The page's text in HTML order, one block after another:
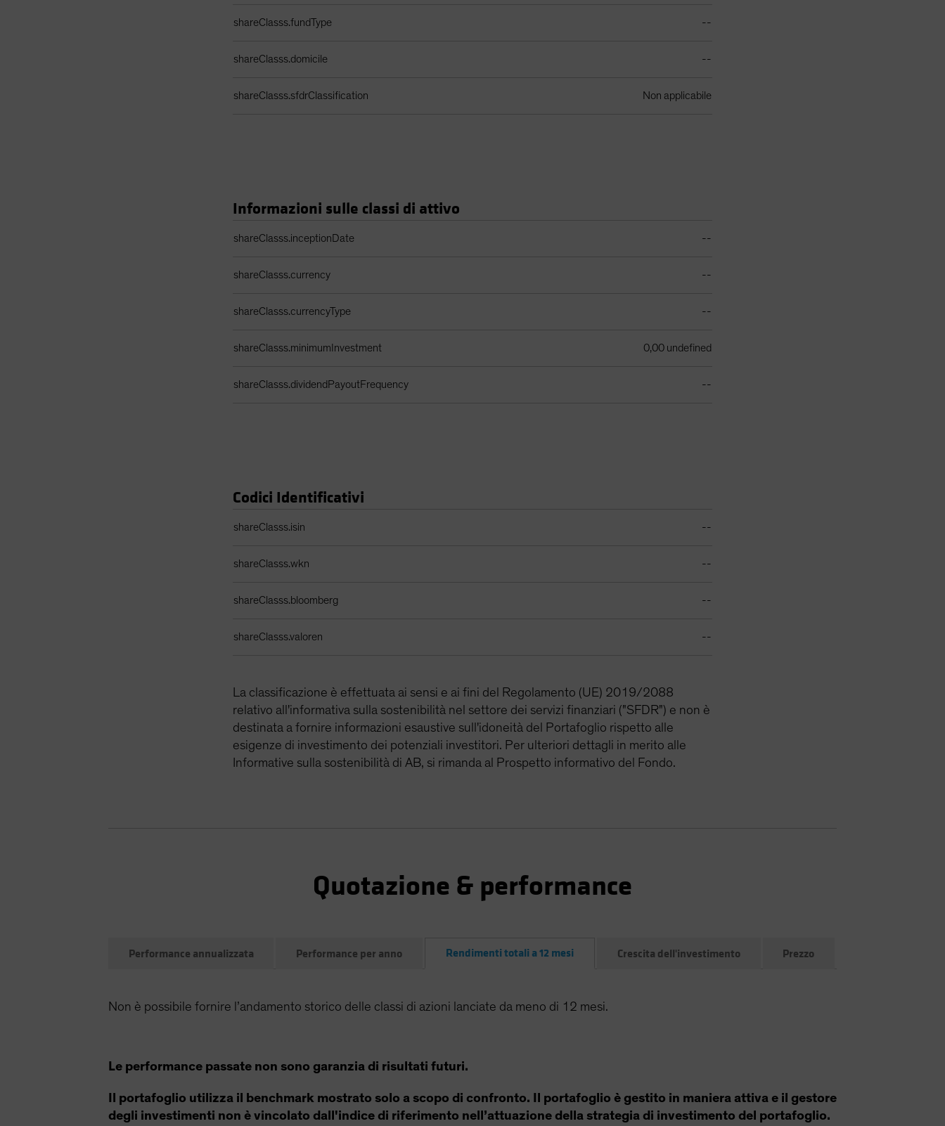
shareClasss.fundType --
shareClasss.domicile --
shareClasss.sfdrClassification Non applicabile
Informazioni sulle classi di attivo
shareClasss.inceptionDate --
shareClasss.currency --
shareClasss.currencyType --
shareClasss.minimumInvestment 0,00 undefined
shareClasss.dividendPayoutFrequency --
Codici Identificativi
shareClasss.isin --
shareClasss.wkn --
shareClasss.bloomberg --
shareClasss.valoren --
La classificazione è effettuata ai sensi e ai fini del Regolamento (UE) 2019/2088
relativo all'informativa sulla sostenibilità nel settore dei servizi finanziari ("SFDR") e non è
destinata a fornire informazioni esaustive sull'idoneità del Portafoglio rispetto alle
esigenze di investimento dei potenziali investitori. Per ulteriori dettagli in merito alle
Informative sulla sostenibilità di AB, si rimanda al Prospetto informativo del Fondo.
Quotazione & performance
Performance annualizzata Performance per anno Rendimenti totali a 12 mesi Crescita dell'investimento Prezzo
Non è possibile fornire l’andamento storico delle classi di azioni lanciate da meno di 12 mesi.
Le performance passate non sono garanzia di risultati futuri.
Il portafoglio utilizza il benchmark mostrato solo a scopo di confronto. Il portafoglio è gestito in maniera attiva e il gestore
degli investimenti non è vincolato dall'indice di riferimento nell’attuazione della strategia di investimento del portafoglio.